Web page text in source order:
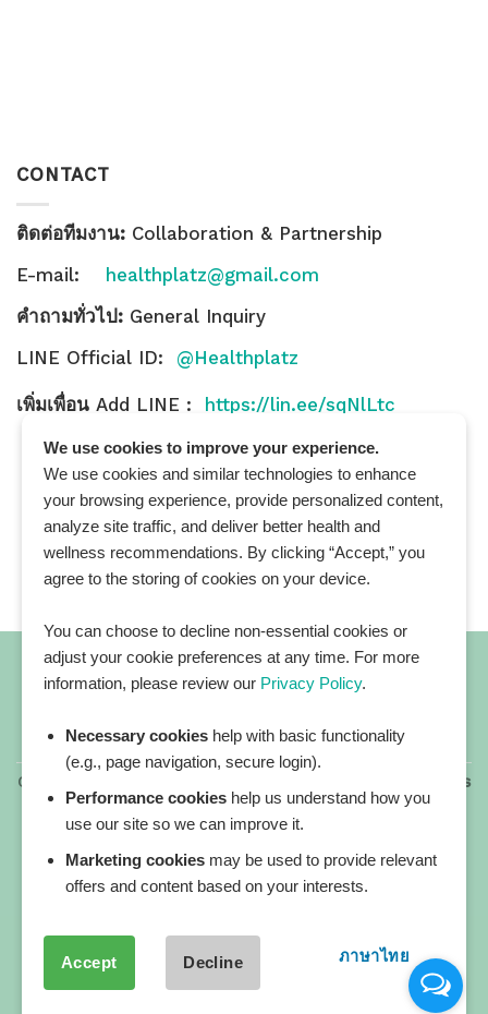
CONTACT
ติดต่อทีมงาน: Collaboration & Partnership
E-mail: healthplatz@gmail.com
คำถามทั่วไป: General Inquiry
LINE Official ID: @Healthplatz
เพิ่มเพื่อน Add LINE : https://lin.ee/sqNlLtc
All blog posts
Copyright 2026 ©
All rights reserved. HEALTHPLATZ™ is
a registered trademark of Adbrandture Co., Ltd.
Our website services, content, and products are for
informational purposes only. Healthplatz does not
provide medical advice, diagnosis, or treatment.
We use cookies to improve your experience.
We use cookies and similar technologies to enhance
your browsing experience, provide personalized content,
analyze site traffic, and deliver better health and
wellness recommendations. By clicking “Accept,” you
agree to the storing of cookies on your device.
You can choose to decline non-essential cookies or
adjust your cookie preferences at any time. For more
information, please review our Privacy Policy.
Necessary cookies help with basic functionality
(e.g., page navigation, secure login).
Performance cookies help us understand how you
use our site so we can improve it.
Marketing cookies may be used to provide relevant
offers and content based on your interests.
Accept Decline ภาษาไทย